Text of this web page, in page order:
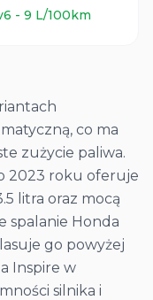
- 9 L/100km
co ma
zużycie paliwa.
2023 roku oferuje
litra oraz mocą
spalanie Honda
go powyżej
Inspire w
silnika i